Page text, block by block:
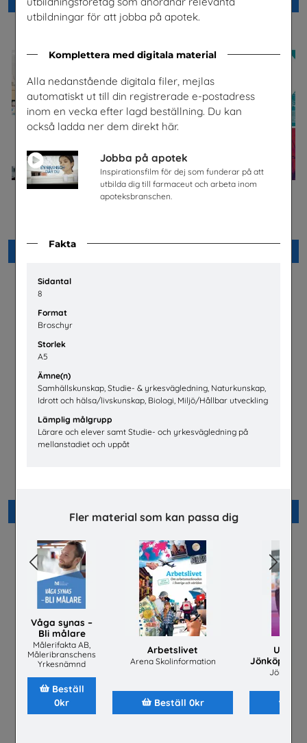
Fakta
Sidantal
8
Format
Broschyr
Storlek
A5
Ämne(n)
Samhällskunskap, Studie- & yrkesvägledning, Naturkunskap,
Idrott och hälsa/livskunskap, Biologi, Miljö/Hållbar utveckling
Lämplig målgrupp
Lärare och elever samt Studie- och yrkesvägledning på
mellanstadiet och uppåt
utbildningar för att jobba på apotek.
Komplettera med digitala material
Alla nedanstående digitala filer, mejlas
automatiskt ut till din registrerade e-postadress
inom en vecka efter lagd beställning. Du kan
också ladda ner dem direkt här.
Jobba på apotek
Inspirationsfilm för dej som funderar på att
utbilda dig till farmaceut och arbeta inom
apoteksbranschen.
Fler material som kan passa dig
Våga synas –
Bli målare
Målerifakta AB,
Måleribranschens
Yrkesnämnd
Beställ
0kr
Arbetslivet
Arena Skolinformation
Beställ 0kr
Jönköping
Previous Next
Jobba på apotek
Beställ 0kr
Beställ 0kr Beställ 0kr
Utbildningsprogram
Tidningen sten